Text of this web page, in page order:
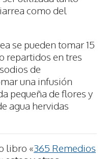
como del
se pueden tomar 15
repartidos en tres
de
una infusión
pequeña de flores y
agua hervidas
libro «365 Remedios